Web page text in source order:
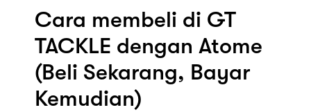
Cara membeli di GT
TACKLE dengan Atome
(Beli Sekarang, Bayar
Kemudian)